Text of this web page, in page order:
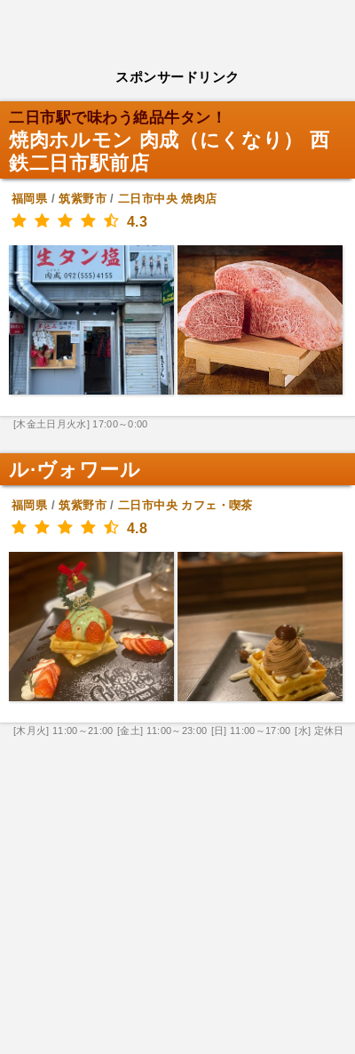
スポンサードリンク
二日市駅で味わう絶品牛タン！
焼肉ホルモン 肉成（にくなり） 西
鉄二日市駅前店
福岡県/筑紫野市/二日市中央 焼肉店
4.3
[木金土日月火水] 17:00～0:00
ル·ヴォワール
福岡県/筑紫野市/二日市中央 カフェ・喫茶
4.8
[木月火] 11:00～21:00 [金土] 11:00～23:00 [日] 11:00～17:00 [水] 定休日